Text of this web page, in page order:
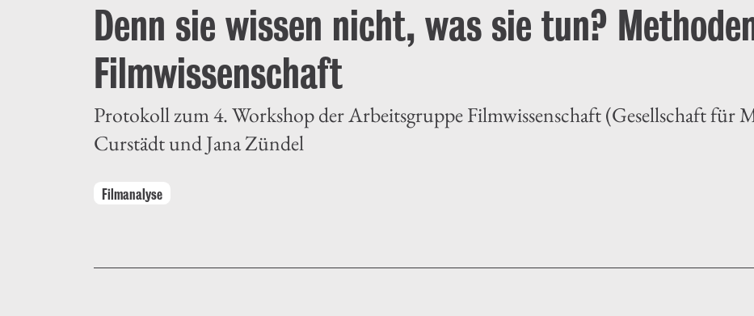
Denn sie wissen nicht, was sie tun?
Filmwissenschaft
Protokoll zum 4. Workshop der Arbeitsgruppe Filmwissenschaft (Gesellschaft für
Curstädt und Jana Zündel
Filmanalyse